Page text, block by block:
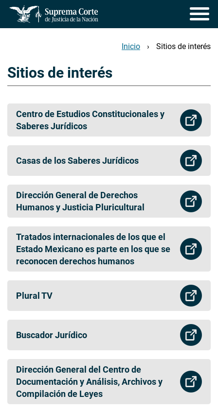
Pasar
contenido
Inicio Sitios de interés
Sitios de interés
Centro de Estudios Constitucionales y
Saberes Jurídicos
Casas de los Saberes Jurídicos
Dirección General de Derechos
Humanos y Justicia Pluricultural
Tratados internacionales de los que el
Estado Mexicano es parte en los que se
reconocen derechos humanos
Plural TV
Buscador Jurídico
Dirección General del Centro de
Documentación y Análisis, Archivos y
Compilación de Leyes